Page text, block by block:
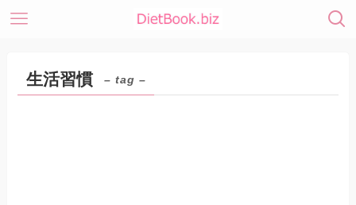
生活習慣 – tag –